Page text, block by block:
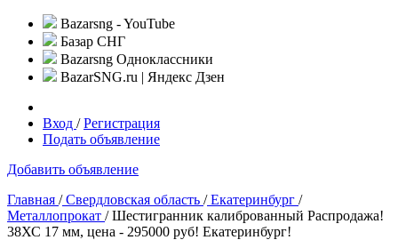
Bazarsng - YouTube
Базар СНГ
Bazarsng Одноклассники
BazarSNG.ru | Яндекс Дзен
Вход /Регистрация
Подать объявление
Добавить объявление
Главная /Свердловская область /Екатеринбург /
Металлопрокат / Шестигранник калиброванный Распродажа!
38ХС 17 мм, цена - 295000 руб! Екатеринбург!